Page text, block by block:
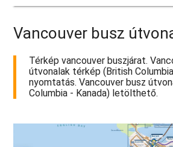
Vancouver busz
Térkép vancouver buszjárat.
útvonalak térkép (British
nyomtatás. Vancouver busz
Columbia - Kanada) letölthető.